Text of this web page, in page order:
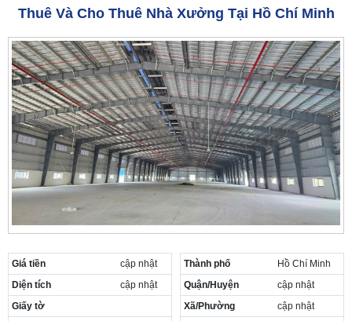
Thuê Và Cho Thuê Nhà Xưởng Tại Hồ Chí Minh
Giá tiền
cập nhật
Diện tích
cập nhật
Giấy tờ
Thành phố
Hồ Chí Minh
Quận/Huyện
cập nhật
Xã/Phường
cập nhật